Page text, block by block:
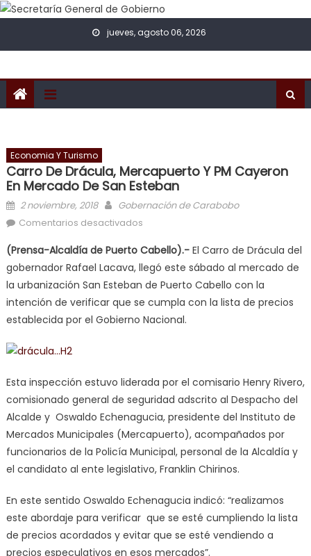
Skip to content
jueves, agosto 06, 2026
Economia Y Turismo
Carro De Drácula, Mercapuerto Y PM Cayeron
En Mercado De San Esteban
Posted on
2 noviembre, 2018 Author
Gobernación de Carabobo
Comentarios desactivados
Esteban
(Prensa-Alcaldía de Puerto Cabello).-El Carro de Drácula del
gobernador Rafael Lacava, llegó este sábado al mercado de
la urbanización San Esteban de Puerto Cabello con la
intención de verificar que se cumpla con la lista de precios
establecida por el Gobierno Nacional.
Esta inspección estuvo liderada por el comisario Henry Rivero,
comisionado general de seguridad adscrito al Despacho del
Alcalde y Oswaldo Echenagucia, presidente del Instituto de
Mercados Municipales (Mercapuerto), acompañados por
funcionarios de la Policía Municipal, personal de la Alcaldía y
el candidato al ente legislativo, Franklin Chirinos.
En este sentido Oswaldo Echenagucia indicó: “realizamos
este abordaje para verificar que se esté cumpliendo la lista
de precios acordados y evitar que se esté vendiendo a
precios especulativos en esos mercados”.